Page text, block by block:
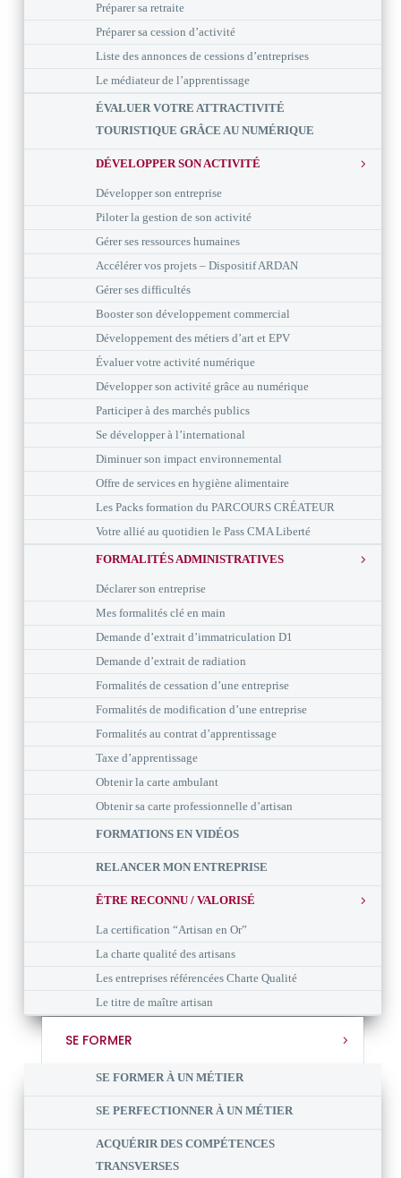
Préparer sa retraite
Préparer sa cession d’activité
Liste des annonces de cessions d’entreprises
Le médiateur de l’apprentissage
ÉVALUER VOTRE ATTRACTIVITÉ
TOURISTIQUE GRÂCE AU NUMÉRIQUE
DÉVELOPPER SON ACTIVITÉ
Développer son entreprise
Piloter la gestion de son activité
Gérer ses ressources humaines
Accélérer vos projets – Dispositif ARDAN
Gérer ses difficultés
Booster son développement commercial
Développement des métiers d’art et EPV
Évaluer votre activité numérique
Développer son activité grâce au numérique
Participer à des marchés publics
Se développer à l’international
Diminuer son impact environnemental
Offre de services en hygiène alimentaire
Les Packs formation du PARCOURS CRÉATEUR
Votre allié au quotidien le Pass CMA Liberté
FORMALITÉS ADMINISTRATIVES
Déclarer son entreprise
Mes formalités clé en main
Demande d’extrait d’immatriculation D1
Demande d’extrait de radiation
Formalités de cessation d’une entreprise
Formalités de modification d’une entreprise
Formalités au contrat d’apprentissage
Taxe d’apprentissage
Obtenir la carte ambulant
Obtenir sa carte professionnelle d’artisan
FORMATIONS EN VIDÉOS
RELANCER MON ENTREPRISE
ÊTRE RECONNU / VALORISÉ
La certification “Artisan en Or”
La charte qualité des artisans
Les entreprises référencées Charte Qualité
Le titre de maître artisan
SE FORMER
SE FORMER À UN MÉTIER
SE PERFECTIONNER À UN MÉTIER
ACQUÉRIR DES COMPÉTENCES
TRANSVERSES